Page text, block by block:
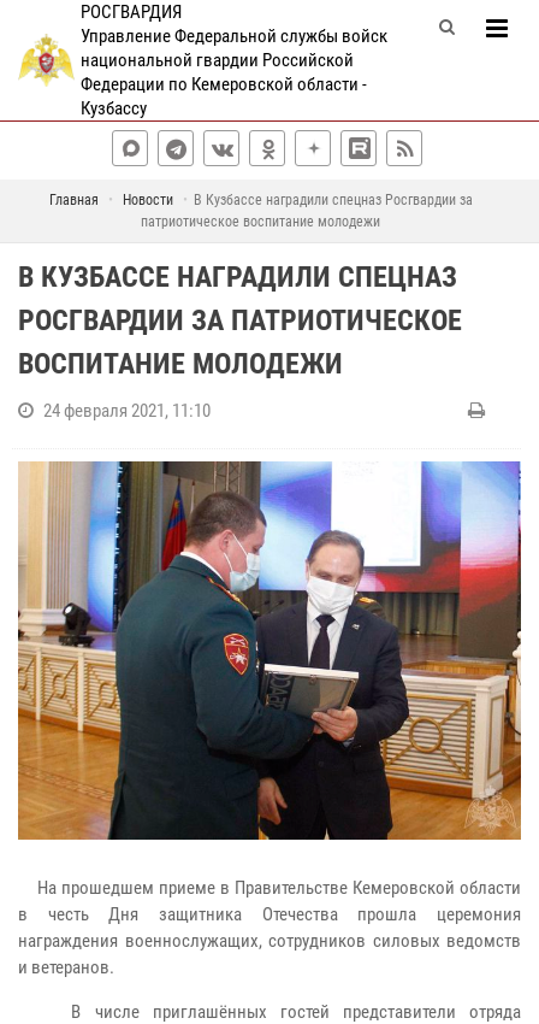
РОСГВАРДИЯ
Управление Федеральной службы войск
национальной гвардии Российской
Федерации по Кемеровской области -
Кузбассу
Главная Новости
В Кузбассе наградили спецназ Росгвардии за
патриотическое воспитание молодежи
В КУЗБАССЕ НАГРАДИЛИ СПЕЦНАЗ
РОСГВАРДИИ ЗА ПАТРИОТИЧЕСКОЕ
ВОСПИТАНИЕ МОЛОДЕЖИ
24 февраля 2021, 11:10
На прошедшем приеме в Правительстве Кемеровской области
в честь Дня защитника Отечества прошла церемония
награждения военнослужащих, сотрудников силовых ведомств
и ветеранов.
В числе приглашённых гостей представители отряда